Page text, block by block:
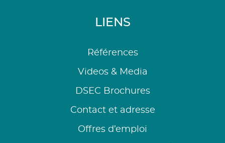
LIENS
Références
Videos & Media
DSEC Brochures
Contact et adresse
Offres d’emploi